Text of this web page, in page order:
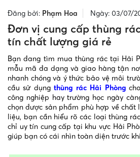
Đăng bởi: Phạm Hoa Ngày: 03/07/
Đơn vị cung cấp thùng
tín chất lượng giá rẻ
Bạn đang tìm mua thùng rác tại Hải
mẫu mã đa dạng và giao hàng tận
nhanh chóng và ý thức bảo vệ môi
cầu sử dụngthùng rác Hải Phòng
công nghiệp hay trường học ngày
chọn được sản phẩm phù hợp về chất
liệu, bạn cần hiểu rõ các loại thùng
chỉ uy tín cung cấp tại khu vực Hải
giúp bạn có cái nhìn toàn diện trước